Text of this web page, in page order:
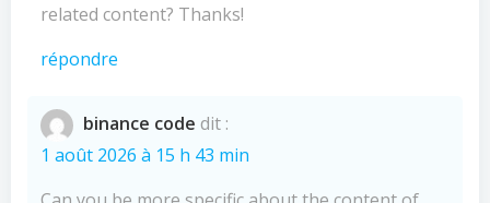
related content? Thanks!
répondre
binance code dit :
1 août 2026 à 15 h 43 min